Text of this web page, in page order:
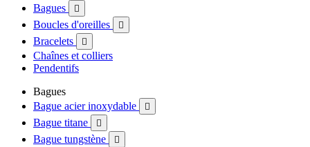
Bagues

Boucles d'oreilles 
Bracelets 
Chaînes et colliers
Pendentifs
Bagues
Bague acier inoxydable

Bague titane 
Bague tungstène 